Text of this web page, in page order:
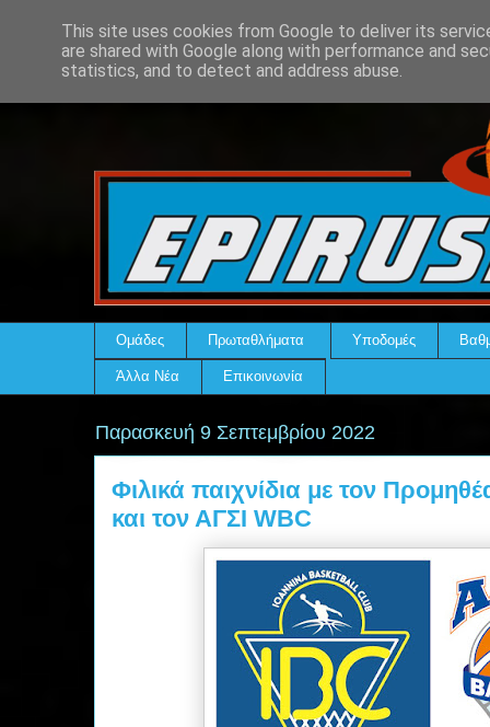
Ομάδες Πρωταθλήματα Υποδομές
Άλλα Νέα Επικοινωνία
Παρασκευή 9 Σεπτεμβρίου 2022
Φιλικά παιχνίδια με τον
και τον ΑΓΣΙ WBC
This site uses cookies from Google to deliver its
are shared with Google along with performance and
statistics, and to detect and address abuse.